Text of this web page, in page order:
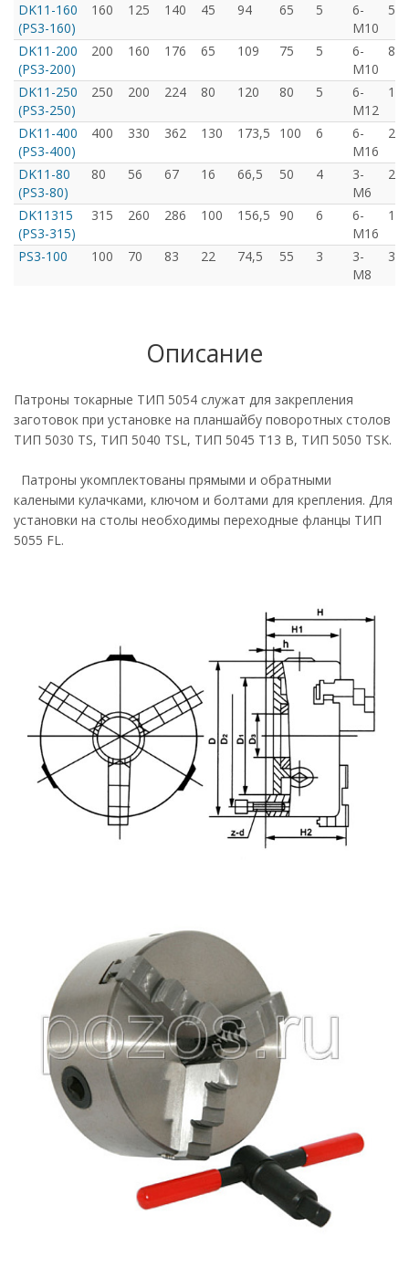
DK11-160
(PS3-160)
160 125 140 45 94 65 5
6-
М10
DK11-200
(PS3-200)
200 160 176 65 109 75 5
6-
М10
DK11-250
(PS3-250)
250 200 224 80 120 80 5
6-
М12
DK11-400
(PS3-400)
400 330 362 130 173,5 100 6
6-
М16
DK11-80
(PS3-80)
80 56 67 16 66,5 50 4
3-
М6
DK11315
(PS3-315)
315 260 286 100 156,5 90 6
6-
М16
PS3-100 100 70 83 22 74,5 55 3
3-
М8
Описание
Патроны токарные ТИП 5054 служат для закрепления
заготовок при установке на планшайбу поворотных столов
ТИП 5030 TS, ТИП 5040 TSL, ТИП 5045 T13 B, ТИП 5050 TSK.
Патроны укомплектованы прямыми и обратными
калеными кулачками, ключом и болтами для крепления. Для
установки на столы необходимы переходные фланцы ТИП
5055 FL.